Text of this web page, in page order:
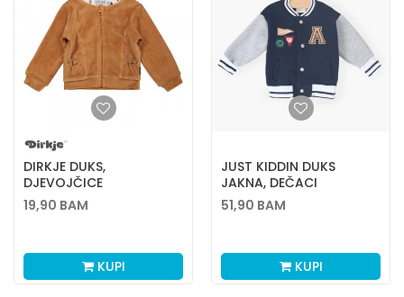
DIRKJE DUKS,
DJEVOJČICE
19,90 BAM
KUPI
JUST KIDDIN DUKS
JAKNA, DEČACI
51,90 BAM
KUPI